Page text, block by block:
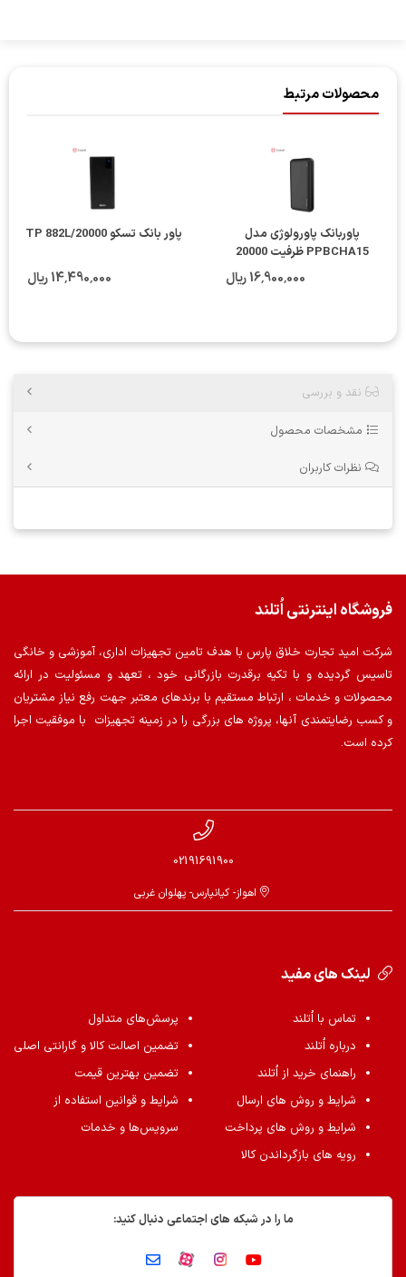
محصولات مرتبط
پاوربانک پاورولوژی مدل
PPBCHA15 ظرفيت 20000
16٬900٬000 ریال
پاور بانک تسکو TP 882L/20000
14٬490٬000 ریال
نقد و بررسی
مشخصات محصول
نظرات کاربران
فروشگاه اینترنتی اُتلند
شرکت امید تجارت خلاق پارس با هدف تامین تجهیزات اداری، آموزشی و خانگی
تاسیس گردیده و با تکیه برقدرت بازرگانی خود ، تعهد و مسئولیت در ارائه
محصولات و خدمات ، ارتباط مستقیم با برندهای معتبر جهت رفع نیاز مشتریان
و کسب رضایتمندی آنها، پروژه های بزرگی را در زمینه تجهیزات با موفقیت اجرا
کرده است.
02191691900
اهواز- کیانپارس- پهلوان غربی
لینک های مفید
تماس با اُتلند
درباره اُتلند
راهنمای خرید از اُتلند
شرایط و روش های ارسال
شرایط و روش های پرداخت
رویه های بازگرداندن کالا
پرسش‌های متداول
تضمین اصالت کالا و گارانتی اصلی
تضمین بهترین قیمت
شرایط و قوانین استفاده از
سرویس‌ها و خدمات
ما را در شبکه های اجتماعی دنبال کنید: